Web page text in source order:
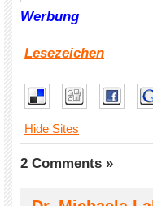
Werbung
Lesezeichen
Hide Sites
2 Comments »